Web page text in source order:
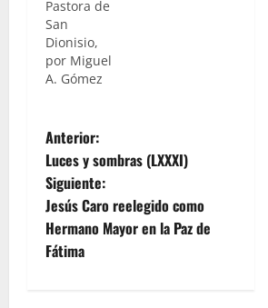
Pastora de
San
Dionisio,
por Miguel
A. Gómez
N
a
v
e
Anterior:
Luces y sombras (LXXXI)
Siguiente:
Jesús Caro reelegido como
Hermano Mayor en la Paz de
Fátima